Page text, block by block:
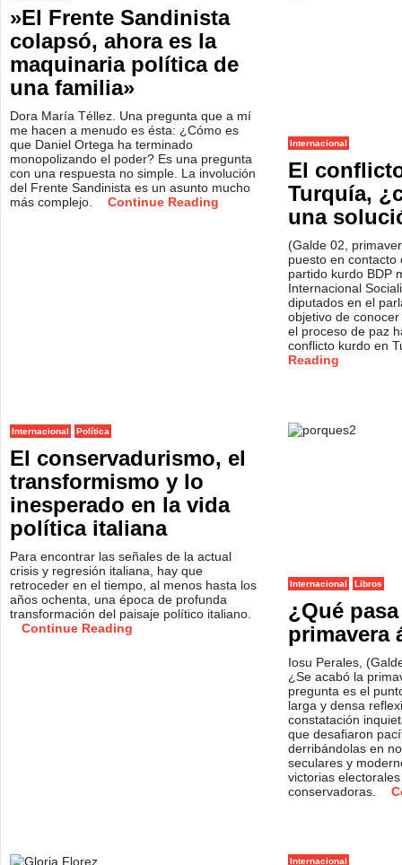
»El Frente Sandinista
colapsó, ahora es la
maquinaria política de
una familia»
Dora María Téllez. Una pregunta que a mí
me hacen a menudo es ésta: ¿Cómo es
que Daniel Ortega ha terminado
monopolizando el poder? Es una pregunta
con una respuesta no simple. La involución
del Frente Sandinista es un asunto mucho
más complejo.
Continue Reading
Internacional
El
Turquía,
una
(Galde 02,
puesto en contacto
partido kurdo BDP
Internacional
diputados en el
objetivo de
el proceso de paz
conflicto kurdo en
Reading
Internacional Política
El conservadurismo, el
transformismo y lo
inesperado en la vida
política italiana
Para encontrar las señales de la actual
crisis y regresión italiana, hay que
retroceder en el tiempo, al menos hasta los
años ochenta, una época de profunda
transformación del paisaje político italiano.
Continue Reading
Internacional Libros
¿Qué
primavera
Iosu Perales,
¿Se acabó la
pregunta es el
larga y densa
constatación
que desafiaron
derribándolas en
seculares y
victorias
conservadoras.
Internacional